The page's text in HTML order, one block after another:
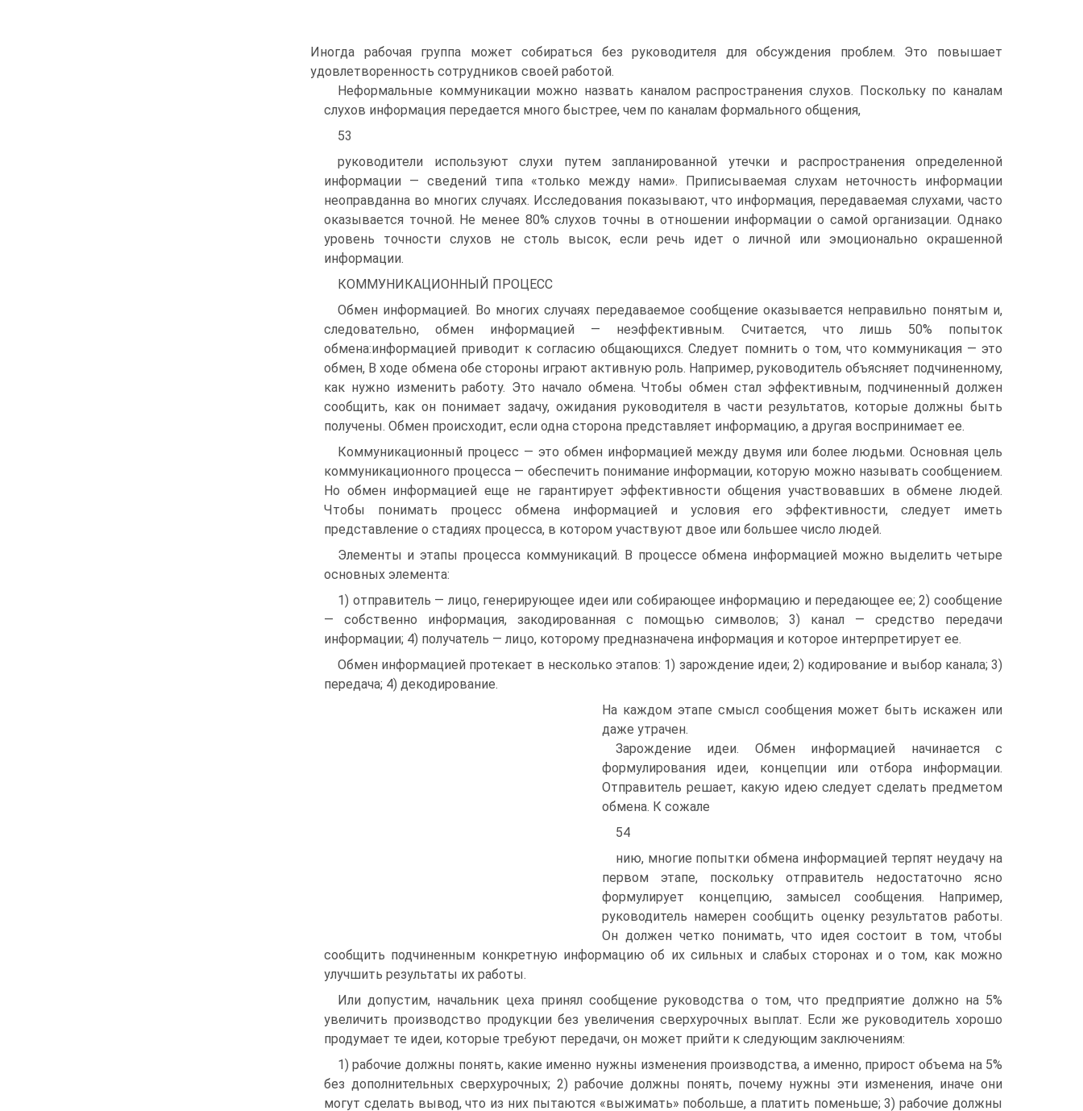
Иногда рабочая группа может собираться без руководителя для обсуждения проблем. Это повышает
удовлетворенность сотрудников своей работой.
Неформальные коммуникации можно назвать каналом распространения слухов. Поскольку по каналам
слухов информация передается много быстрее, чем по каналам формального общения,
53
руководители используют слухи путем запланированной утечки и распространения определенной
информации — сведений типа «только между нами». Приписываемая слухам неточность информации
неоправданна во многих случаях. Исследования показывают, что информация, передаваемая слухами, часто
оказывается точной. Не менее 80% слухов точны в отношении информации о самой организации. Однако
уровень точности слухов не столь высок, если речь идет о личной или эмоционально окрашенной
информации.
КОММУНИКАЦИОННЫЙ ПРОЦЕСС
Обмен информацией. Во многих случаях передаваемое сообщение оказывается неправильно понятым и,
следовательно, обмен информацией — неэффективным. Считается, что лишь 50% попыток
обмена:информацией приводит к согласию общающихся. Следует помнить о том, что коммуникация — это
обмен, В ходе обмена обе стороны играют активную роль. Например, руководитель объясняет подчиненному,
как нужно изменить работу. Это начало обмена. Чтобы обмен стал эффективным, подчиненный должен
сообщить, как он понимает задачу, ожидания руководителя в части результатов, которые должны быть
получены. Обмен происходит, если одна сторона представляет информацию, а другая воспринимает ее.
Коммуникационный процесс — это обмен информацией между двумя или более людьми. Основная цель
коммуникационного процесса — обеспечить понимание информации, которую можно называть сообщением.
Но обмен информацией еще не гарантирует эффективности общения участвовавших в обмене людей.
Чтобы понимать процесс обмена информацией и условия его эффективности, следует иметь
представление о стадиях процесса, в котором участвуют двое или большее число людей.
Элементы и этапы процесса коммуникаций. В процессе обмена информацией можно выделить четыре
основных элемента:
1) отправитель — лицо, генерирующее идеи или собирающее информацию и передающее ее; 2) сообщение
— собственно информация, закодированная с помощью символов; 3) канал — средство передачи
информации; 4) получатель — лицо, которому предназначена информация и которое интерпретирует ее.
Обмен информацией протекает в несколько этапов: 1) зарождение идеи; 2) кодирование и выбор канала; 3)
передача; 4) декодирование.
На каждом этапе смысл сообщения может быть искажен или
даже утрачен.
Зарождение идеи. Обмен информацией начинается с
формулирования идеи, концепции или отбора информации.
Отправитель решает, какую идею следует сделать предметом
обмена. К сожале
54
нию, многие попытки обмена информацией терпят неудачу на
первом этапе, поскольку отправитель недостаточно ясно
формулирует концепцию, замысел сообщения. Например,
руководитель намерен сообщить оценку результатов работы.
Он должен четко понимать, что идея состоит в том, чтобы
сообщить подчиненным конкретную информацию об их сильных и слабых сторонах и о том, как можно
улучшить результаты их работы.
Или допустим, начальник цеха принял сообщение руководства о том, что предприятие должно на 5%
увеличить производство продукции без увеличения сверхурочных выплат. Если же руководитель хорошо
продумает те идеи, которые требуют передачи, он может прийти к следующим заключениям:
1) рабочие должны понять, какие именно нужны изменения производства, а именно, прирост объема на 5%
без дополнительных сверхурочных; 2) рабочие должны понять, почему нужны эти изменения, иначе они
могут сделать вывод, что из них пытаются «выжимать» побольше, а платить поменьше; 3) рабочие должны